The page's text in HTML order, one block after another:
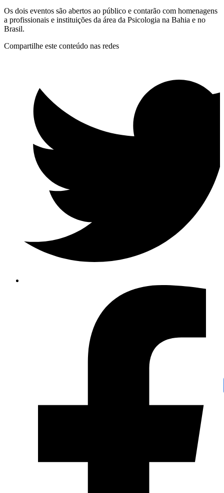
Os dois eventos são abertos ao público e contarão com homenagens
a profissionais e instituições da área da Psicologia na Bahia e no
Brasil.
Compartilhe este conteúdo nas redes